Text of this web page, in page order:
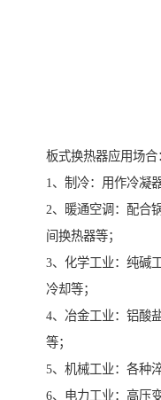
板式换热器应用场合
1、制冷：用作冷凝
2、暖通空调：配合
间换热器等；
3、化学工业：纯碱
冷却等；
4、冶金工业：铝酸
等；
5、机械工业：各种
6、电力工业：高压